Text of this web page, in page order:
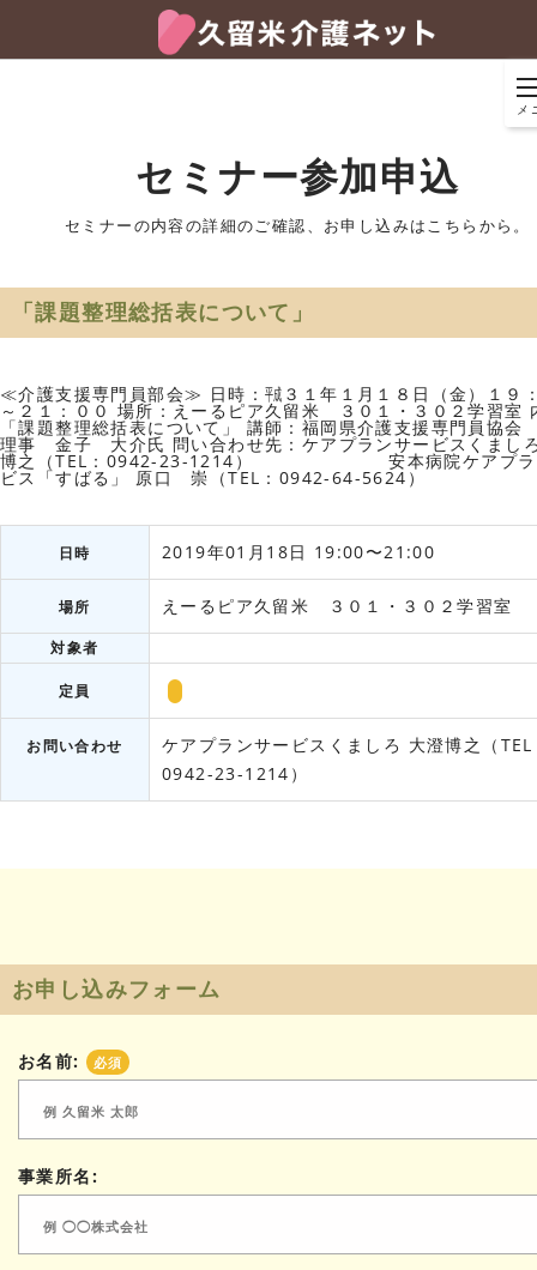
メ
セミナー参加申込
セミナーの内容の詳細のご確認、お申し込みはこちらから。
「課題整理総括表について」
≪介護支援専門員部会≫ 日時：㍻３１年１月１８日（金）１９
～２１：００ 場所：えーるピア久留米 ３０１・３０２学習室
「課題整理総括表について」 講師：福岡県介護支援専門員協
理事 金子 大介氏 問い合わせ先：ケアプランサービスくまし
博之（TEL：0942-23-1214） 安本病院ケアプラ
ビス「すばる」 原口 崇（TEL：0942-64-5624）
日時 2019年01月18日 19:00〜21:00
場所 えーるピア久留米 ３０１・３０２学習室
対象者
定員
お問い合わせ
ケアプランサービスくましろ 大澄博之（TEL
0942-23-1214）
お申し込みフォーム
お名前: 必須
事業所名: